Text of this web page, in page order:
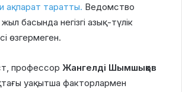
ақпарат таратты. Ведомство
басында негізгі азық-түлік
өзгермеген.
профессор Жангелді Шымшықов
уақытша факторлармен